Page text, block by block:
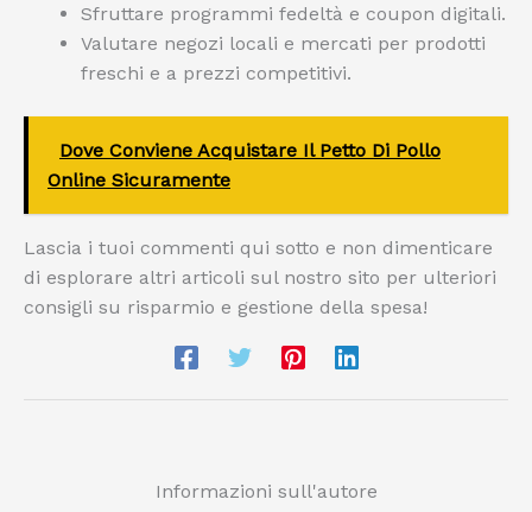
Sfruttare programmi fedeltà e coupon digitali.
Valutare negozi locali e mercati per prodotti
freschi e a prezzi competitivi.
Dove Conviene Acquistare Il Petto Di Pollo
Online Sicuramente
Lascia i tuoi commenti qui sotto e non dimenticare
di esplorare altri articoli sul nostro sito per ulteriori
consigli su risparmio e gestione della spesa!
Informazioni sull'autore